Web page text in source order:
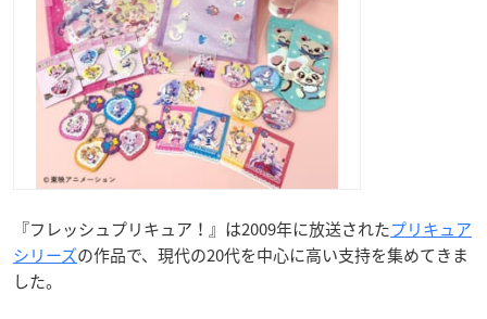
『フレッシュプリキュア！』は2009年に放送されたプリキュア
シリーズの作品で、現代の20代を中心に高い支持を集めてきま
した。